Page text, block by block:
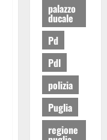
palazzo
ducale
Pd
Pdl
polizia
Puglia
regione